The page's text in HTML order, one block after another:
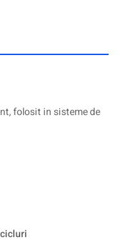
folosit in sisteme de